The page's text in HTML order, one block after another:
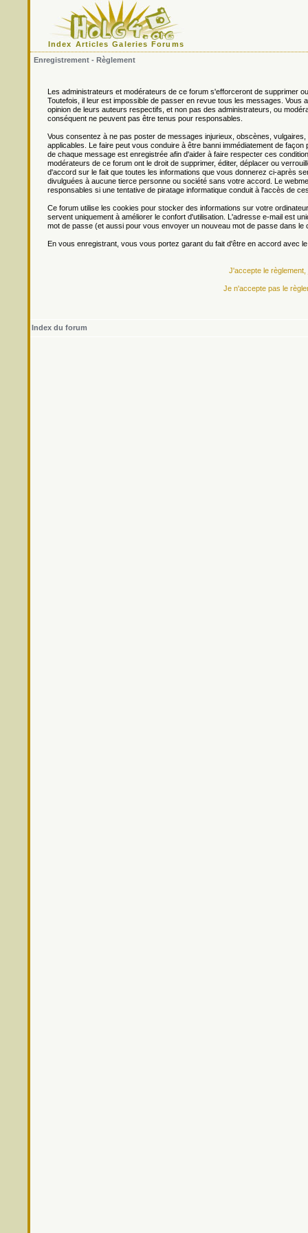
Index Articles Galeries Forums
Enregistrement - Règlement
Les administrateurs et modérateurs de ce forum s'efforceront de supprimer
Toutefois, il leur est impossible de passer en revue tous les messages.
opinion de leurs auteurs respectifs, et non pas des administrateurs, ou
conséquent ne peuvent pas être tenus pour responsables.
Vous consentez à ne pas poster de messages injurieux, obscènes,
applicables. Le faire peut vous conduire à être banni immédiatement de
de chaque message est enregistrée afin d'aider à faire respecter ces
modérateurs de ce forum ont le droit de supprimer, éditer, déplacer ou
d'accord sur le fait que toutes les informations que vous donnerez ci-après
divulguées à aucune tierce personne ou société sans votre accord. Le
responsables si une tentative de piratage informatique conduit à l'accès de
Ce forum utilise les cookies pour stocker des informations sur votre
servent uniquement à améliorer le confort d'utilisation. L'adresse e-mail est
mot de passe (et aussi pour vous envoyer un nouveau mot de passe dans le
En vous enregistrant, vous vous portez garant du fait d'être en accord avec
J'accepte le
Je n'accepte pas le
Index du forum